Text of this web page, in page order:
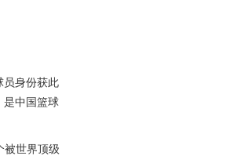
员身份获此
是中国篮球
被世界顶级